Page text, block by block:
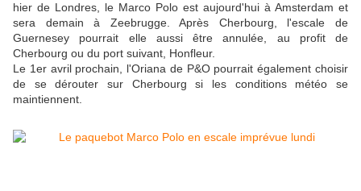
hier de Londres, le Marco Polo est aujourd'hui à Amsterdam et
sera demain à Zeebrugge. Après Cherbourg, l'escale de
Guernesey pourrait elle aussi être annulée, au profit de
Cherbourg ou du port suivant, Honfleur.
Le 1er avril prochain, l'Oriana de P&O pourrait également choisir
de se dérouter sur Cherbourg si les conditions météo se
maintiennent.